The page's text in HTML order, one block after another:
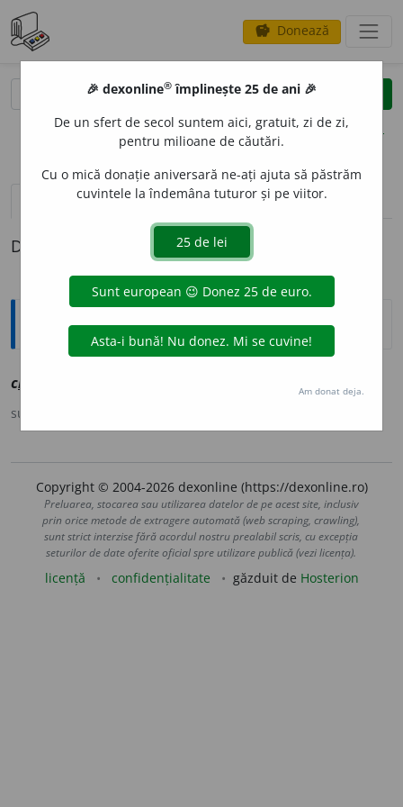
savings Donează
clear
opțiuni
definiții (1) pronunțievolume_up (50)
Definiția cu ID-ul 1065068:
Explicative DEX
ci
sursa:
Copyright © 2004-2026 dexonline (https://dexonline.ro)
Preluarea, stocarea sau utilizarea datelor de pe acest site, inclusiv
prin orice metode de extragere automată (web scraping, crawling),
sunt strict interzise fără acordul nostru prealabil scris, cu excepția
seturilor de date oferite oficial spre utilizare publică (vezi licența).
licență confidențialitate găzduit de Hosterion
🎉 dexonline® împlinește 25 de ani 🎉
De un sfert de secol suntem aici, gratuit, zi de zi,
pentru milioane de căutări.
Cu o mică donație aniversară ne-ați ajuta să păstrăm
cuvintele la îndemâna tuturor și pe viitor.
Am donat deja.